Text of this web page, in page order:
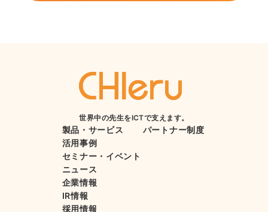
世界中の先生をICTで支えます。
製品・サービス
活用事例
セミナー・イベント
ニュース
企業情報
IR情報
採用情報
パートナー制度